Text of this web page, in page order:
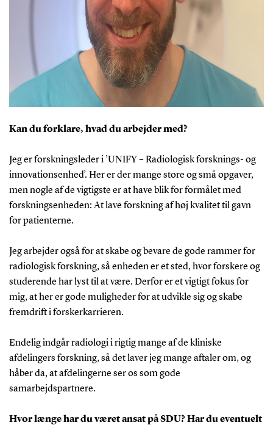
Kan du forklare, hvad du arbejder med?
Jeg er forskningsleder i ’UNIFY – Radiologisk forsknings- og
innovationsenhed’. Her er der mange store og små opgaver,
men nogle af de vigtigste er at have blik for formålet med
forskningsenheden: At lave forskning af høj kvalitet til gavn
for patienterne.
Jeg arbejder også for at skabe og bevare de gode rammer for
radiologisk forskning, så enheden er et sted, hvor forskere og
studerende har lyst til at være. Derfor er et vigtigt fokus for
mig, at her er gode muligheder for at udvikle sig og skabe
fremdrift i forskerkarrieren.
Endelig indgår radiologi i rigtig mange af de kliniske
afdelingers forskning, så det laver jeg mange aftaler om, og
håber da, at afdelingerne ser os som gode
samarbejdspartnere.
Hvor længe har du været ansat på SDU? Har du eventuelt